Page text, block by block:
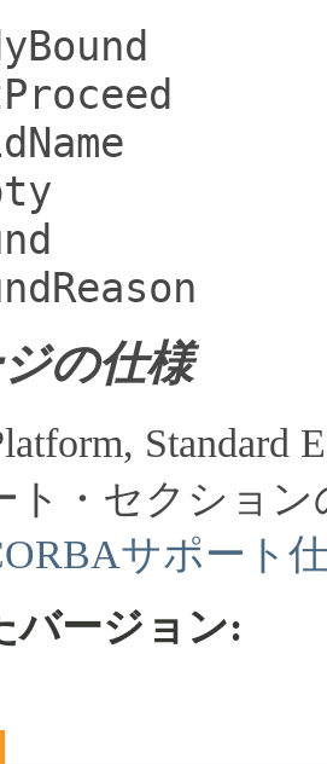
の仕様
ト・セクショ
サポート
バージョン: